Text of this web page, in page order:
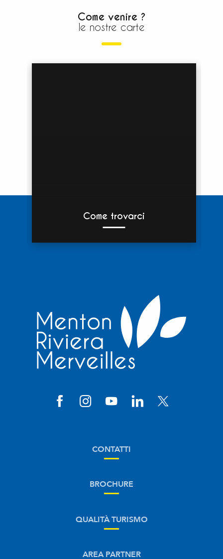
Come venire ?
le nostre carte
Come trovarci
CONTATTI
BROCHURE
QUALITÀ TURISMO
AREA PARTNER